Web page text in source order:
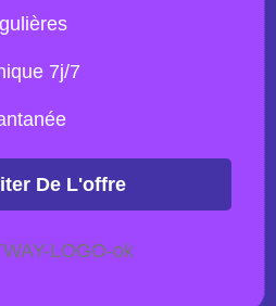
7j/7
De L'offre